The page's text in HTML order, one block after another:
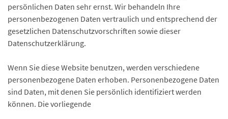
persönlichen Daten sehr ernst. Wir behandeln Ihre
personenbezogenen Daten vertraulich und entsprechend der
gesetzlichen Datenschutzvorschriften sowie dieser
Datenschutzerklärung.
Wenn Sie diese Website benutzen, werden verschiedene
personenbezogene Daten erhoben. Personenbezogene Daten
sind Daten, mit denen Sie persönlich identifiziert werden
können. Die vorliegende